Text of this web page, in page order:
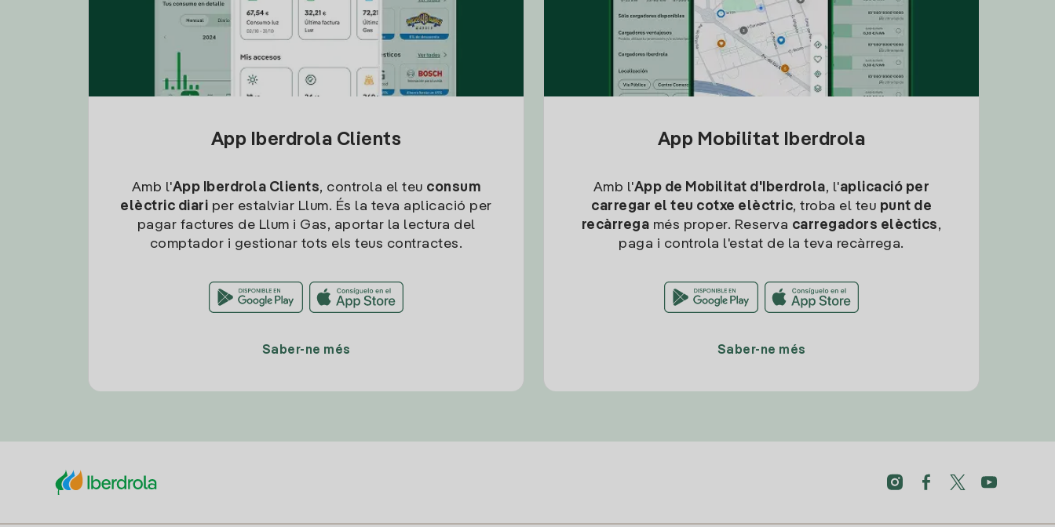
App Iberdrola Clients
Amb l'App Iberdrola Clients, controla el teu consum
elèctric diari per estalviar Llum. És la teva aplicació per
pagar factures de Llum i Gas, aportar la lectura del
comptador i gestionar tots els teus contractes.
Saber-ne més
App Mobilitat Iberdrola
Amb l'App de Mobilitat d'Iberdrola, l'aplicació per
carregar el teu cotxe elèctric, troba el teu punt de
recàrrega més proper. Reserva carregadors elèctics,
paga i controla l'estat de la teva recàrrega.
Saber-ne més